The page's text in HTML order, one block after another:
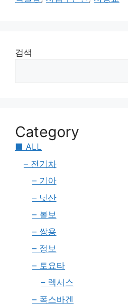
검색
Category
■ ALL
– 전기차
– 기아
– 닛산
– 볼보
– 쌍용
– 정보
– 토요타
– 렉서스
– 폭스바겐